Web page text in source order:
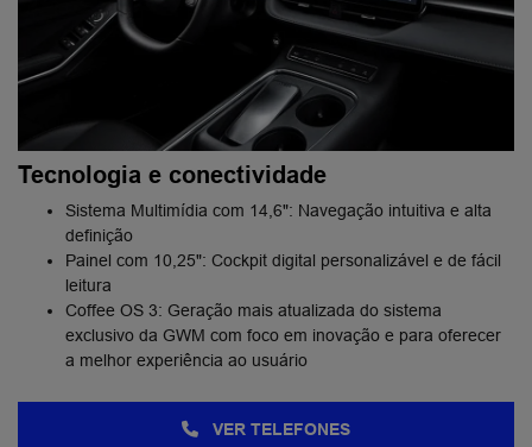
Tecnologia e conectividade
Sistema Multimídia com 14,6": Navegação intuitiva e alta
definição
Painel com 10,25": Cockpit digital personalizável e de fácil
leitura
Coffee OS 3: Geração mais atualizada do sistema
exclusivo da GWM com foco em inovação e para oferecer
a melhor experiência ao usuário
VER TELEFONES